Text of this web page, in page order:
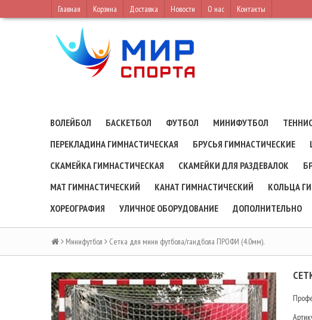
Главная Корзина Доставка Новости О нас Контакты
ВОЛЕЙБОЛ БАСКЕТБОЛ ФУТБОЛ МИНИФУТБОЛ
ПЕРЕКЛАДИНА ГИМНАСТИЧЕСКАЯ
БРУСЬЯ ГИМНАСТИЧЕСКИЕ
СКАМЕЙКА ГИМНАСТИЧЕСКАЯ
СКАМЕЙКИ ДЛЯ РАЗДЕВАЛОК
МАТ ГИМНАСТИЧЕСКИЙ
КАНАТ ГИМНАСТИЧЕСКИЙ КОЛЬЦА
ХОРЕОГРАФИЯ
УЛИЧНОЕ ОБОРУДОВАНИЕ ДОПОЛНИТЕЛЬНО
Минифутбол Сетка для мини футбола/гандбола ПРОФИ (4.0мм).